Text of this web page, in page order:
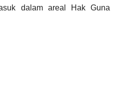
dalam areal Hak Guna